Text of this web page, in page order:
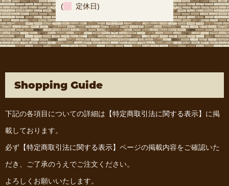
( 定休日)
Shopping Guide
下記の各項目についての詳細は 【特定商取引法に関する表示】 に掲
載しております。
必ず 【特定商取引法に関する表示】 ページの掲載内容をご確認いた
だき、ご了承のうえでご注文ください。
よろしくお願いいたします。